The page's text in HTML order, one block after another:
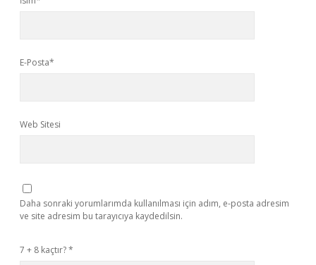
E-Posta*
Web Sitesi
Daha sonraki yorumlarımda kullanılması için adım, e-posta adresim
ve site adresim bu tarayıcıya kaydedilsin.
7 + 8 kaçtır?*